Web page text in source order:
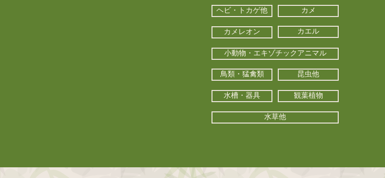
ヘビ・トカゲ他 カメ
カメレオン カエル
小動物・エキゾチックアニマル
鳥類・猛禽類 昆虫他
水槽・器具 観葉植物
水草他